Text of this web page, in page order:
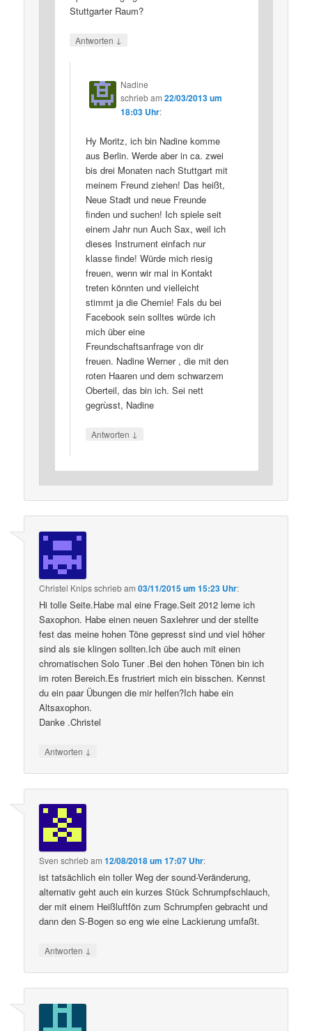
Stuttgarter Raum?
Antworten ↓
Nadine
schriebam 22/03/2013 um
18:03 Uhr:
Hy Moritz, ich bin Nadine komme
aus Berlin. Werde aber in ca. zwei
bis drei Monaten nach Stuttgart mit
meinem Freund ziehen! Das heißt,
Neue Stadt und neue Freunde
finden und suchen! Ich spiele seit
einem Jahr nun Auch Sax, weil ich
dieses Instrument einfach nur
klasse finde! Würde mich riesig
freuen, wenn wir mal in Kontakt
treten könnten und vielleicht
stimmt ja die Chemie! Fals du bei
Facebook sein solltes würde ich
mich über eine
Freundschaftsanfrage von dir
freuen. Nadine Werner , die mit den
roten Haaren und dem schwarzem
Oberteil, das bin ich. Sei nett
gegrùsst, Nadine
Antworten ↓
Christel Knipsschriebam03/11/2015 um 15:23 Uhr:
Hi tolle Seite.Habe mal eine Frage.Seit 2012 lerne ich
Saxophon. Habe einen neuen Saxlehrer und der stellte
fest das meine hohen Töne gepresst sind und viel höher
sind als sie klingen sollten.Ich übe auch mit einen
chromatischen Solo Tuner .Bei den hohen Tönen bin ich
im roten Bereich.Es frustriert mich ein bisschen. Kennst
du ein paar Übungen die mir helfen?Ich habe ein
Altsaxophon.
Danke .Christel
Antworten ↓
Sven schriebam12/08/2018 um 17:07 Uhr:
ist tatsächlich ein toller Weg der sound-Veränderung,
alternativ geht auch ein kurzes Stück Schrumpfschlauch,
der mit einem Heißluftfön zum Schrumpfen gebracht und
dann den S-Bogen so eng wie eine Lackierung umfaßt.
Antworten ↓